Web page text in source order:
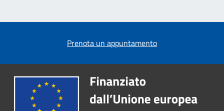
Prenota un appuntamento